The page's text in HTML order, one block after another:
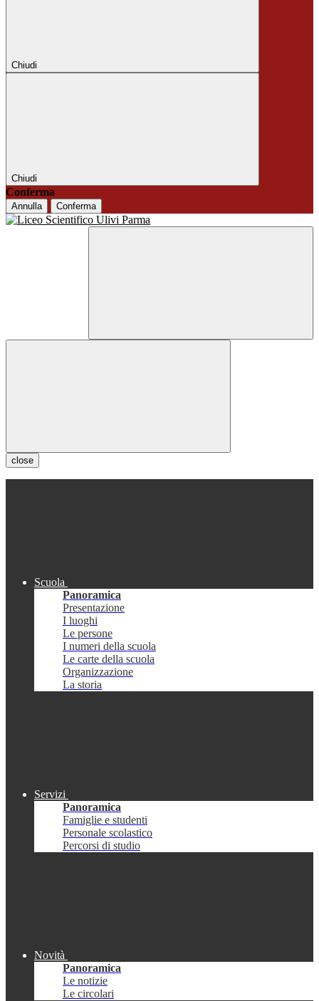
Chiudi
Chiudi
Conferma
Annulla Conferma
close
Scuola
Panoramica
Presentazione
I luoghi
Le persone
I numeri della scuola
Le carte della scuola
Organizzazione
La storia
Servizi
Panoramica
Famiglie e studenti
Personale scolastico
Percorsi di studio
Novità
Panoramica
Le notizie
Le circolari